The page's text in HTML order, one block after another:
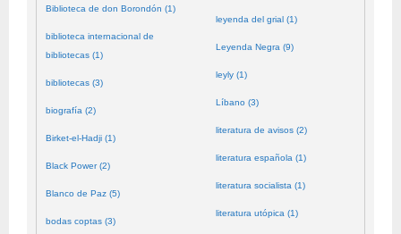
Biblioteca de don Borondón (1)
biblioteca internacional de
bibliotecas (1)
bibliotecas (3)
biografía (2)
Birket-el-Hadji (1)
Black Power (2)
Blanco de Paz (5)
bodas coptas (3)
leyenda del grial (1)
Leyenda Negra (9)
leyly (1)
Líbano (3)
literatura de avisos (2)
literatura española (1)
literatura socialista (1)
literatura utópica (1)